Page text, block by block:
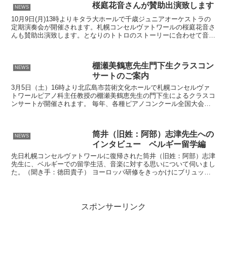
NEWS 桜庭花音さんが賛助出演致します
10月9日(月)13時よりキタラ大ホールで千歳ジュニアオーケストラの
定期演奏会が開催されます。札幌コンセルヴァトワールの桜庭花音さ
んも賛助出演致します。となりのトトロのストーリーに合わせて音楽
NEWS
棚瀬美鶴恵先生門下生クラスコン
サートのご案内
3月5日（土）16時より北広島市芸術文化ホールで札幌コンセルヴァ
トワールピアノ科主任教授の棚瀬美鶴恵先生の門下生によるクラスコ
ンサートが開催されます。 毎年、各種ピアノコンクール全国大会で
NEWS
筒井（旧姓：阿部）志津先生への
インタビュー ベルギー留学編
先日札幌コンセルヴァトワールに復帰された筒井（旧姓：阿部）志津
先生に、ベルギーでの留学生活、音楽に対する思いについて伺いまし
た。（聞き手：徳田貴子） ヨーロッパ研修をきっかけにブリュッセ
スポンサーリンク